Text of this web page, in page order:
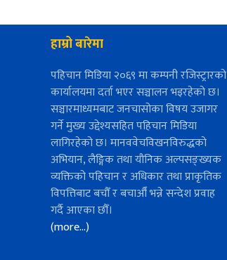
हाम्रो बारेमा
पहिचान मिडिया २०६९ मा कम्पनी रजिस्ट्रारको
कार्यालयमा दर्ता भएर सञ्चालन भइरहेको छ।
सञ्चारमाध्यमबाट जनचासोका विषय उजागर
गर्ने मुख्य उद्देश्यसहित पहिचान मिडिया
लागिरहेको छ। मानववेचविखनविरुद्धको
अभियान, लैङ्गिक तथा यौनिक अल्पसङ्ख्यक
व्यक्तिको पहिचान र अधिकार तथा प्राकृतिक
विपत्तिबाट बचौँ र बचाऔँ भन्ने सन्देश प्रवाह
गर्दै आएका छौँ।
(more…)